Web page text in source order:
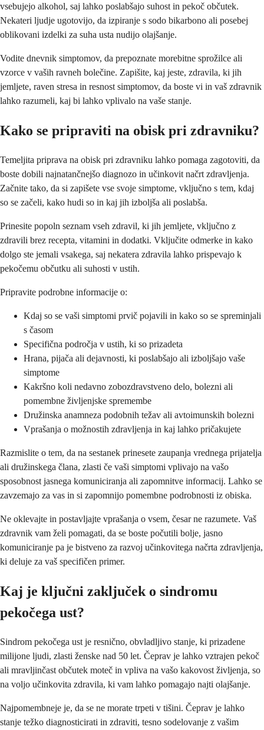
vsebujejo alkohol, saj lahko poslabšajo suhost in pekoč občutek.
Nekateri ljudje ugotovijo, da izpiranje s sodo bikarbono ali posebej
oblikovani izdelki za suha usta nudijo olajšanje.
Vodite dnevnik simptomov, da prepoznate morebitne sprožilce ali
vzorce v vaših ravneh bolečine. Zapišite, kaj jeste, zdravila, ki jih
jemljete, raven stresa in resnost simptomov, da boste vi in vaš zdravnik
lahko razumeli, kaj bi lahko vplivalo na vaše stanje.
Kako se pripraviti na obisk pri zdravniku?
Temeljita priprava na obisk pri zdravniku lahko pomaga zagotoviti, da
boste dobili najnatančnejšo diagnozo in učinkovit načrt zdravljenja.
Začnite tako, da si zapišete vse svoje simptome, vključno s tem, kdaj
so se začeli, kako hudi so in kaj jih izboljša ali poslabša.
Prinesite popoln seznam vseh zdravil, ki jih jemljete, vključno z
zdravili brez recepta, vitamini in dodatki. Vključite odmerke in kako
dolgo ste jemali vsakega, saj nekatera zdravila lahko prispevajo k
pekočemu občutku ali suhosti v ustih.
Pripravite podrobne informacije o:
Kdaj so se vaši simptomi prvič pojavili in kako so se spreminjali
s časom
Specifična področja v ustih, ki so prizadeta
Hrana, pijača ali dejavnosti, ki poslabšajo ali izboljšajo vaše
simptome
Kakršno koli nedavno zobozdravstveno delo, bolezni ali
pomembne življenjske spremembe
Družinska anamneza podobnih težav ali avtoimunskih bolezni
Vprašanja o možnostih zdravljenja in kaj lahko pričakujete
Razmislite o tem, da na sestanek prinesete zaupanja vrednega prijatelja
ali družinskega člana, zlasti če vaši simptomi vplivajo na vašo
sposobnost jasnega komuniciranja ali zapomnitve informacij. Lahko se
zavzemajo za vas in si zapomnijo pomembne podrobnosti iz obiska.
Ne oklevajte in postavljajte vprašanja o vsem, česar ne razumete. Vaš
zdravnik vam želi pomagati, da se boste počutili bolje, jasno
komuniciranje pa je bistveno za razvoj učinkovitega načrta zdravljenja,
ki deluje za vaš specifičen primer.
Kaj je ključni zaključek o sindromu
pekočega ust?
Sindrom pekočega ust je resnično, obvladljivo stanje, ki prizadene
milijone ljudi, zlasti ženske nad 50 let. Čeprav je lahko vztrajen pekoč
ali mravljinčast občutek moteč in vpliva na vašo kakovost življenja, so
na voljo učinkovita zdravila, ki vam lahko pomagajo najti olajšanje.
Najpomembneje je, da se ne morate trpeti v tišini. Čeprav je lahko
stanje težko diagnosticirati in zdraviti, tesno sodelovanje z vašim